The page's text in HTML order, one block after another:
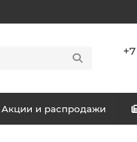
Акции и распродажи